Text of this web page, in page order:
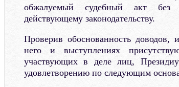
обжалуемый судебный акт без
действующему законодательству.
Проверив обоснованность доводов,
него и выступлениях
участвующих в деле лиц,
удовлетворению по следующим